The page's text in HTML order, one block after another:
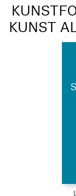
KUNST